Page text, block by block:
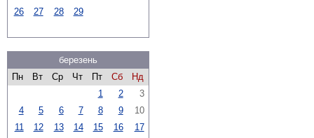
26
27 28 29
березень
Пн
Вт Ср Чт Пт Сб
Нд
1
2
3
4
5 6 7 8 9
10
11
12 13 14 15 16
17